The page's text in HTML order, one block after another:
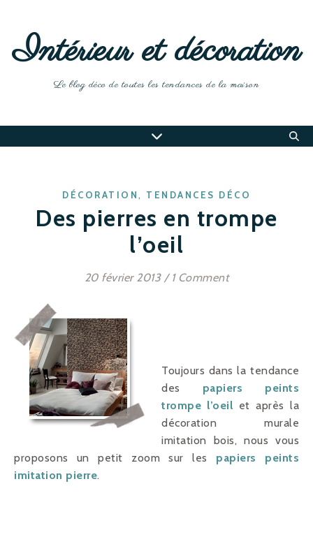
Intérieur et décoration
Le blog déco de toutes les tendances de la maison
DÉCORATION, TENDANCES DÉCO
Des pierres en trompe
l’oeil
20 février 2013 / 1 Comment
Toujours dans la tendance
des papiers peints
trompe l’oeil et après la
décoration murale
imitation bois, nous vous
proposons un petit zoom sur les papiers peints
imitation pierre.